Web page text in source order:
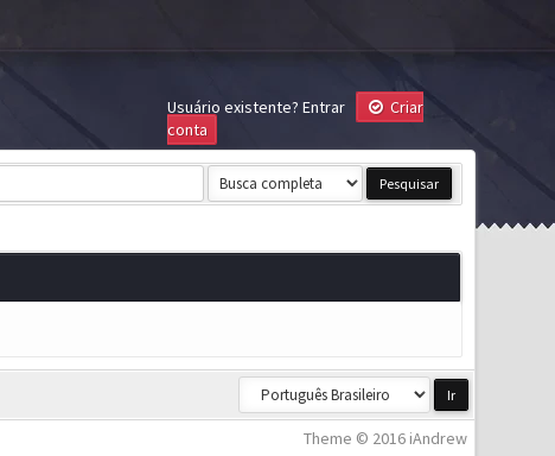
Usuário existente? Entrar
Criar
conta
Theme © 2016 iAndrew